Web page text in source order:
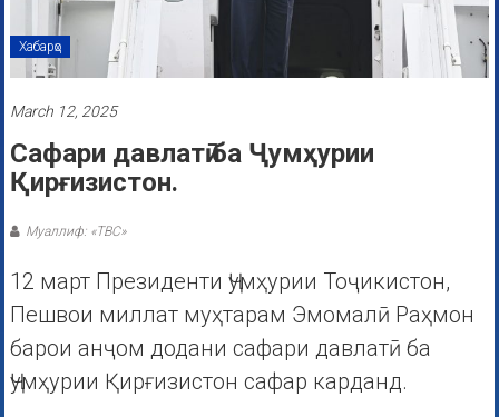
Хабарҳо
March 12, 2025
Сафари давлатӣ ба Ҷумҳурии
Қирғизистон.
Муаллиф: «ТВС»
12 март Президенти Ҷумҳурии Тоҷикистон,
Пешвои миллат муҳтарам Эмомалӣ Раҳмон
барои анҷом додани сафари давлатӣ ба
Ҷумҳурии Қирғизистон сафар карданд.